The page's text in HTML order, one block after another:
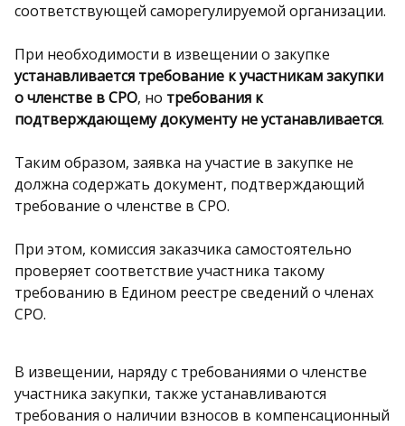
соответствующей саморегулируемой организации.
При необходимости в извещении о закупке
устанавливается требование к участникам закупки
о членстве в СРО, но требования к
подтверждающему документу не устанавливается.
Таким образом, заявка на участие в закупке не
должна содержать документ, подтверждающий
требование о членстве в СРО.
При этом, комиссия заказчика самостоятельно
проверяет соответствие участника такому
требованию в Едином реестре сведений о членах
СРО.
В извещении, наряду с требованиями о членстве
участника закупки, также устанавливаются
требования о наличии взносов в компенсационный